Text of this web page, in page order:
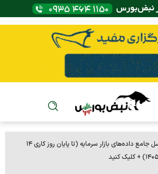
🔴 اکسل جامع داده‌های بازار سرمایه (تا پایان روز کاری ۱۴